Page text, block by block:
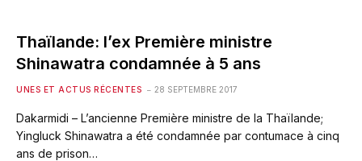
Thaïlande: l’ex Première ministre
Shinawatra condamnée à 5 ans
UNES ET ACTUS RÉCENTES 28 SEPTEMBRE 2017
Dakarmidi – L’ancienne Première ministre de la Thaïlande;
Yingluck Shinawatra a été condamnée par contumace à cinq
ans de prison…